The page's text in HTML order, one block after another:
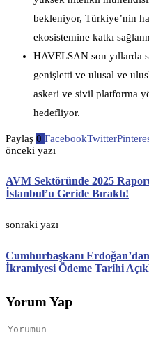
bekleniyor, Türkiye’nin
ekosistemine katkı
HAVELSAN son yıllarda
genişletti ve ulusal ve
askeri ve sivil platforma
hedefliyor.
Paylaş 0 FacebookTwitter
önceki yazı
AVM Sektöründe 2025
İstanbul’u Geride Bıraktı!
sonraki yazı
Cumhurbaşkanı
İkramiyesi Ödeme Tarihi
Yorum Yap